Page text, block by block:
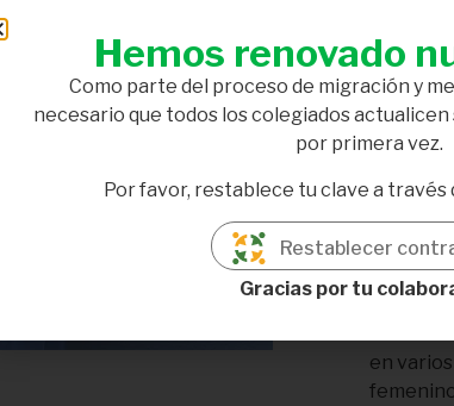
en
Hemos renovado
Como parte del proceso de migración y
necesario que todos los colegiados
por primera vez.
Por favor, restablece tu clave a través
Restablecer
Gracias por tu